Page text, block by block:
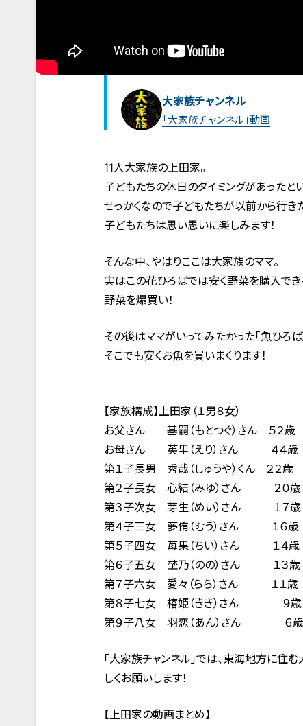
大家族チャンネル
「大家族チャンネル」動画
11人大家族の上田家。
子どもたちの休日のタイミングがあったと
せっかくなので子どもたちが以前から行きた
子どもたちは思い思いに楽しみます！
そんな中、やはりここは大家族のママ。
実はこの花ひろばでは安く野菜を購入できる
野菜を爆買い！
その後はママがいってみたかった「魚ひろば
そこでも安くお魚を買いまくります！
【家族構成】上田家（１男８女）
お父さん 基嗣（もとつぐ）さん ５２歳
お母さん 英里（えり）さん ４４歳
第１子長男 秀哉（しゅうや）くん ２２歳
第２子長女 心結（みゆ）さん ２０歳
第３子次女 芽生（めい）さん １７歳
第４子三女 夢侑（むう）さん １６歳
第５子四女 苺果（ちい）さん １４歳
第６子五女 埜乃（のの）さん １３歳
第７子六女 愛々（らら）さん １１歳
第８子七女 椿姫（きき）さん ９歳
第９子八女 羽恋（あん）さん ６歳
「大家族チャンネル」では、東海地方に住
しくお願いします！
【上田家の動画まとめ】